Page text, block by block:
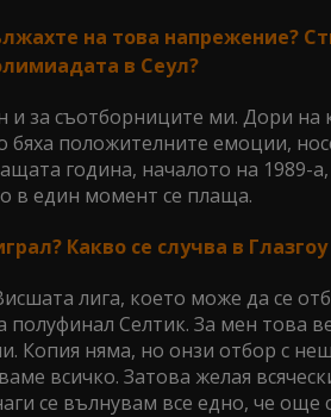
на това напрежение?
в Сеул?
за съотборниците ми. Дори
положителните емоции,
година, началото на 1989-
в един момент се плаща.
Какво се случва в
лига, което може да се
Селтик. За мен това
Копия няма, но онзи отбор с
всичко. Затова желая
се вълнувам все едно, че още